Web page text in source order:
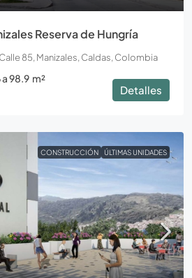
Reserva de Hungría
85, Manizales, Caldas, Colombia
a 98.9 m²
Detalles
CONSTRUCCIÓN ÚLTIMAS UNIDADES